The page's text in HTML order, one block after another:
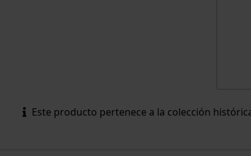
Este producto pertenece a la colección